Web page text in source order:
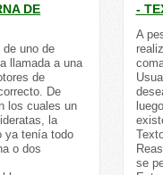
DE
uno de
llamada a una
de
De
los cuales un
la
ya tenía todo
o dos
-
A
se